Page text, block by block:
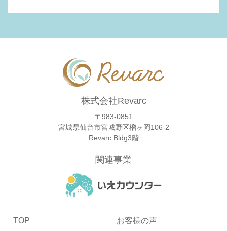
株式会社Revarc
〒983-0851
宮城県仙台市宮城野区榴ヶ岡106-2
Revarc Bldg3階
関連事業
TOP お客様の声